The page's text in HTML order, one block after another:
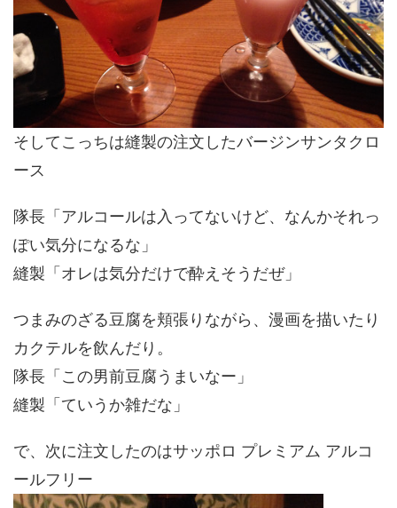
そしてこっちは縫製の注文したバージンサンタクロ
ース
隊長「アルコールは入ってないけど、なんかそれっ
ぽい気分になるな」
縫製「オレは気分だけで酔えそうだぜ」
つまみのざる豆腐を頬張りながら、漫画を描いたり
カクテルを飲んだり。
隊長「この男前豆腐うまいなー」
縫製「ていうか雑だな」
で、次に注文したのはサッポロ プレミアム アルコ
ールフリー